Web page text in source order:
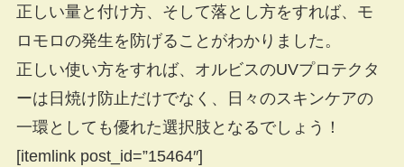
正しい量と付け方、そして落とし方をすれば、モ
ロモロの発生を防げることがわかりました。
正しい使い方をすれば、オルビスのUVプロテクタ
ーは日焼け防止だけでなく、日々のスキンケアの
一環としても優れた選択肢となるでしょう！
[itemlink post_id=”15464″]